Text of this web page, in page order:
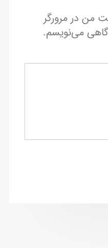
من در مرورگر
می‌نویسم.